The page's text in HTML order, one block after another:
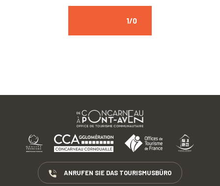
1/0
ANRUFEN SIE DAS TOURISMUSBÜRO